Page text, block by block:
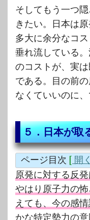
そしてもう一つ
きたい。日本は
多大に余分なコ
垂れ流している
のコストが、実
である。目の前
なくていいのに、
５．日本が取
ページ目次 [ 開く
原発に対する反
やはり原子力の
えても、今の感
かな特定勢力の意